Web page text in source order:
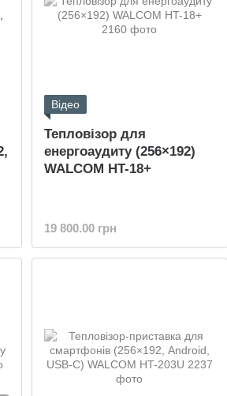
Відео
Тепловізор для
енергоаудиту (256×192)
WALCOM HT-18+
19 800.00 грн